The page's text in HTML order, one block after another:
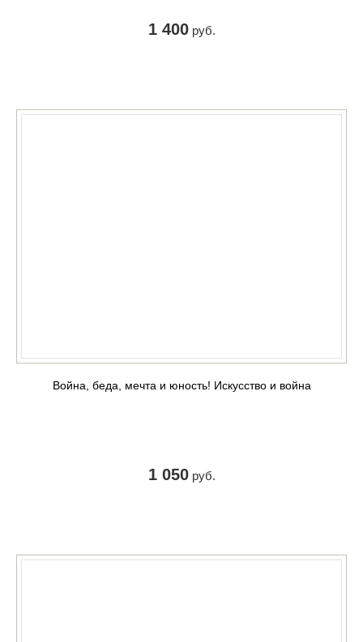
1 400руб.
Война, беда, мечта и юность! Искусство и война
1 050руб.